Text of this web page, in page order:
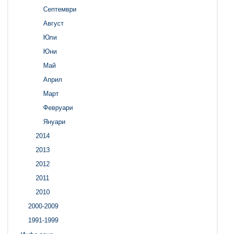
Септември
Август
Юли
Юни
Май
Април
Март
Февруари
Януари
2014
2013
2012
2011
2010
2000-2009
1991-1999